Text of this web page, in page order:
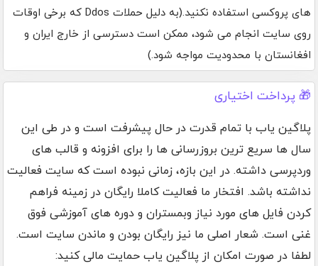
های پروکسی استفاده نکنید.(به دلیل حملات Ddos که برخی اوقات
روی سایت انجام می شود، ممکن است دسترسی از خارج ایران و
افغانستان با محدودیت مواجه شود.)
🎁 پرداخت اختیاری
پلاگین یاب با تمام قدرت در حال پیشرفت است و در طی این
سال ها سریع ترین بروزرسانی ها را برای افزونه و قالب های
وردپرسی داشته. در این بازه، زمانی نبوده است که سایت فعالیت
نداشته باشد. افتخار ما فعالیت کاملا رایگان در زمینه فراهم
کردن فایل های مورد نیاز وبمستران و دوره های آموزشی فوق
غنی است. شعار اصلی ما نیز رایگان بودن و ماندن سایت است.
لطفا در صورت امکان از پلاگین یاب حمایت مالی کنید: